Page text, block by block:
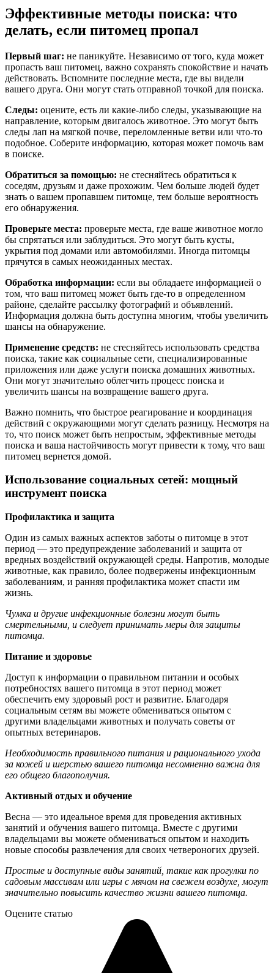
Эффективные методы поиска: что
делать, если питомец пропал
Первый шаг: не паникуйте. Независимо от того, куда может
пропасть ваш питомец, важно сохранять спокойствие и начать
действовать. Вспомните последние места, где вы видели
вашего друга. Они могут стать отправной точкой для поиска.
Следы: оцените, есть ли какие-либо следы, указывающие на
направление, которым двигалось животное. Это могут быть
следы лап на мягкой почве, переломленные ветви или что-то
подобное. Соберите информацию, которая может помочь вам
в поиске.
Обратиться за помощью: не стесняйтесь обратиться к
соседям, друзьям и даже прохожим. Чем больше людей будет
знать о вашем пропавшем питомце, тем больше вероятность
его обнаружения.
Проверьте места: проверьте места, где ваше животное могло
бы спрятаться или заблудиться. Это могут быть кусты,
укрытия под домами или автомобилями. Иногда питомцы
прячутся в самых неожиданных местах.
Обработка информации: если вы обладаете информацией о
том, что ваш питомец может быть где-то в определенном
районе, сделайте рассылку фотографий и объявлений.
Информация должна быть доступна многим, чтобы увеличить
шансы на обнаружение.
Применение средств: не стесняйтесь использовать средства
поиска, такие как социальные сети, специализированные
приложения или даже услуги поиска домашних животных.
Они могут значительно облегчить процесс поиска и
увеличить шансы на возвращение вашего друга.
Важно помнить, что быстрое реагирование и координация
действий с окружающими могут сделать разницу. Несмотря на
то, что поиск может быть непростым, эффективные методы
поиска и ваша настойчивость могут привести к тому, что ваш
питомец вернется домой.
Использование социальных сетей: мощный
инструмент поиска
Профилактика и защита
Один из самых важных аспектов заботы о питомце в этот
период — это предупреждение заболеваний и защита от
вредных воздействий окружающей среды. Напротив, молодые
животные, как правило, более подвержены инфекционным
заболеваниям, и ранняя профилактика может спасти им
жизнь.
Чумка и другие инфекционные болезни могут быть
смертельными, и следует принимать меры для защиты
питомца.
Питание и здоровье
Доступ к информации о правильном питании и особых
потребностях вашего питомца в этот период может
обеспечить ему здоровый рост и развитие. Благодаря
социальным сетям вы можете обмениваться опытом с
другими владельцами животных и получать советы от
опытных ветеринаров.
Необходимость правильного питания и рационального ухода
за кожей и шерстью вашего питомца несомненно важна для
его общего благополучия.
Активный отдых и обучение
Весна — это идеальное время для проведения активных
занятий и обучения вашего питомца. Вместе с другими
владельцами вы можете обмениваться опытом и находить
новые способы развлечения для своих четвероногих друзей.
Простые и доступные виды занятий, такие как прогулки по
садовым массивам или игры с мячом на свежем воздухе, могут
значительно повысить качество жизни вашего питомца.
Оцените статью